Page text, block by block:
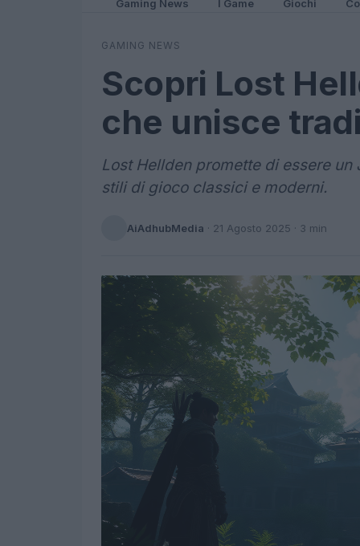
Gaming News I Game Giochi
GAMING NEWS
Scopri Lost
che unisce
Lost Hellden promette di essere
stili di gioco classici e moderni.
AiAdhubMedia · 21 Agosto 2025 · 3 min